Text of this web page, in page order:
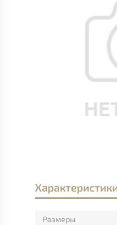
Размеры